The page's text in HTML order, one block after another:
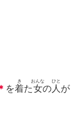
を着
き
た女
おんな
の 人
ひと
が